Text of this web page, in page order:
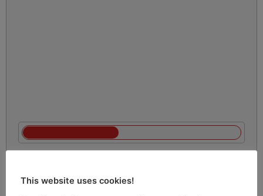
This website uses cookies!